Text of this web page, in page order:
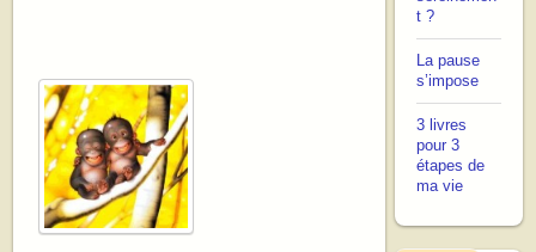
t ?
La pause
s’impose
3 livres
pour 3
étapes de
ma vie